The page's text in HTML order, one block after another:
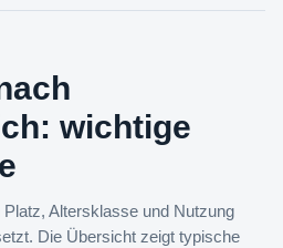
wichtige
Altersklasse und Nutzung
Die Übersicht zeigt typische